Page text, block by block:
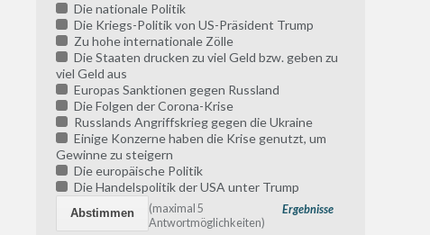
Die nationale Politik
Die Kriegs-Politik von US-Präsident Trump
Zu hohe internationale Zölle
Die Staaten drucken zu viel Geld bzw. geben zu
viel Geld aus
Europas Sanktionen gegen Russland
Die Folgen der Corona-Krise
Russlands Angriffskrieg gegen die Ukraine
Einige Konzerne haben die Krise genutzt, um
Gewinne zu steigern
Die europäische Politik
Die Handelspolitik der USA unter Trump
Ergebnisse
(maximal 5
Antwortmöglichkeiten)